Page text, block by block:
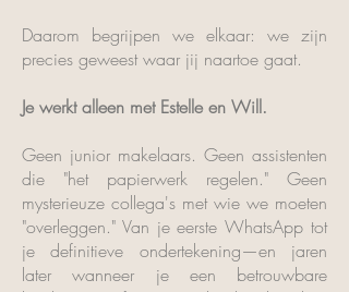
Daarom begrijpen we elkaar: we zijn
precies geweest waar jij naartoe gaat.
Je werkt alleen met Estelle en Will.
Geen junior makelaars. Geen assistenten
die "het papierwerk regelen." Geen
mysterieuze collega's met wie we moeten
"overleggen." Van je eerste WhatsApp tot
je definitieve ondertekening—en jaren
later wanneer je een betrouwbare